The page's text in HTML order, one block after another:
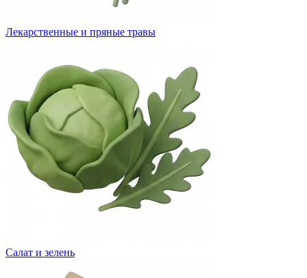
Лекарственные и пряные травы
Салат и зелень